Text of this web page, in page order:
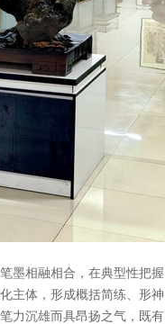
墨相融相合，在典型性把握
主体，形成概括简练、形神
力沉雄而具昂扬之气，既有